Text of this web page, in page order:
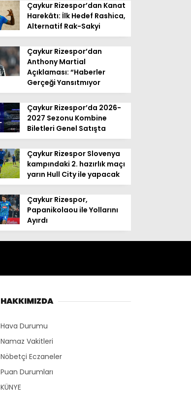
Çaykur Rizespor’dan Kanat
Harekâtı: İlk Hedef Rashica,
Alternatif Rak-Sakyi
Çaykur Rizespor’dan
Anthony Martial
Açıklaması: “Haberler
Gerçeği Yansıtmıyor
Çaykur Rizespor’da 2026-
2027 Sezonu Kombine
Biletleri Genel Satışta
Çaykur Rizespor Slovenya
kampındaki 2. hazırlık maçı
yarın Hull City ile yapacak
Çaykur Rizespor,
Papanikolaou ile Yollarını
Ayırdı
HAKKIMIZDA
Hava Durumu
Namaz Vakitleri
Nöbetçi Eczaneler
Puan Durumları
KÜNYE